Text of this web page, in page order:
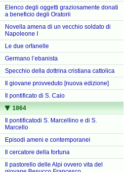
Elenco degli oggetti graziosamente donati
a beneficio degli Oratorii
Novella amena di un vecchio soldato di
Napoleone I
Le due orfanelle
Germano l’ebanista
Specchio della dottrina cristiana cattolica
Il giovane provveduto [nuova edizione]
Il pontificato di S. Caio
1864
Il pontificatodi S. Marcellino e di S.
Marcello
Episodi ameni e contemporanei
Il cercatore della fortuna
Il pastorello delle Alpi ovvero vita del